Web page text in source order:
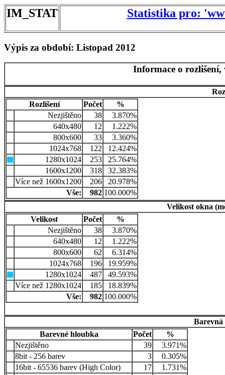
IM_STAT Statistika pro:
Výpis za období: Listopad 2012
Informace o
Rozlišení
Počet
%
Nezjištěno
38
3.870%
640x480
12
1.222%
800x600
33
3.360%
1024x768
122
12.424%
1280x1024
253
25.764%
1600x1200
318
32.383%
Více než 1600x1200
206
20.978%
Vše:
982 100.000%
Velikost okna
Velikost
Počet
%
Nezjištěno
38
3.870%
640x480
12
1.222%
800x600
62
6.314%
1024x768
196
19.959%
1280x1024
487
49.593%
Více než 1280x1024
185
18.839%
Vše:
982 100.000%
Barevná
Barevné hloubka
Počet
%
Nezjištěno
39
3.971%
8bit - 256 barev
3
0.305%
16bit - 65536 barev (High Color)
17
1.731%